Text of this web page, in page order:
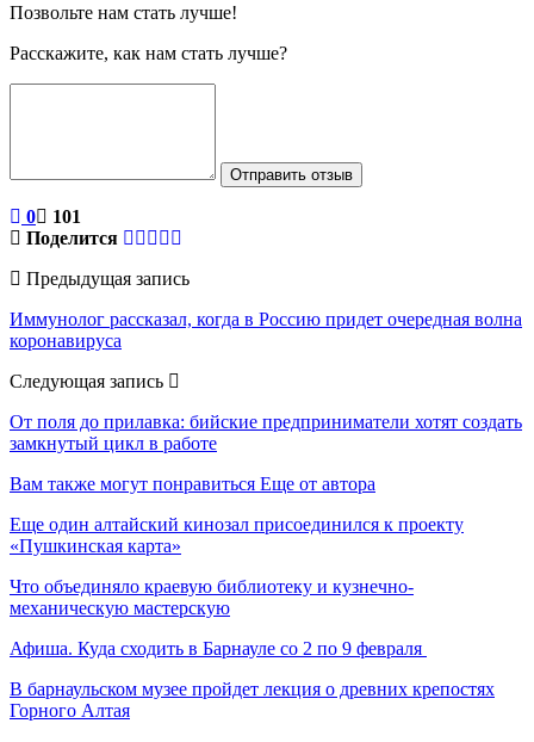
Позвольте нам стать лучше!
Расскажите, как нам стать лучше?
Отправить отзыв
0
101
Поделится
Предыдущая запись
Иммунолог рассказал, когда в Россию придет очередная волна
коронавируса
Следующая запись
От поля до прилавка: бийские предприниматели хотят создать
замкнутый цикл в работе
Вам также могут понравиться Еще от автора
Еще один алтайский кинозал присоединился к проекту
«Пушкинская карта»
Что объединяло краевую библиотеку и кузнечно-
механическую мастерскую
Афиша. Куда сходить в Барнауле со 2 по 9 февраля
В барнаульском музее пройдет лекция о древних крепостях
Горного Алтая